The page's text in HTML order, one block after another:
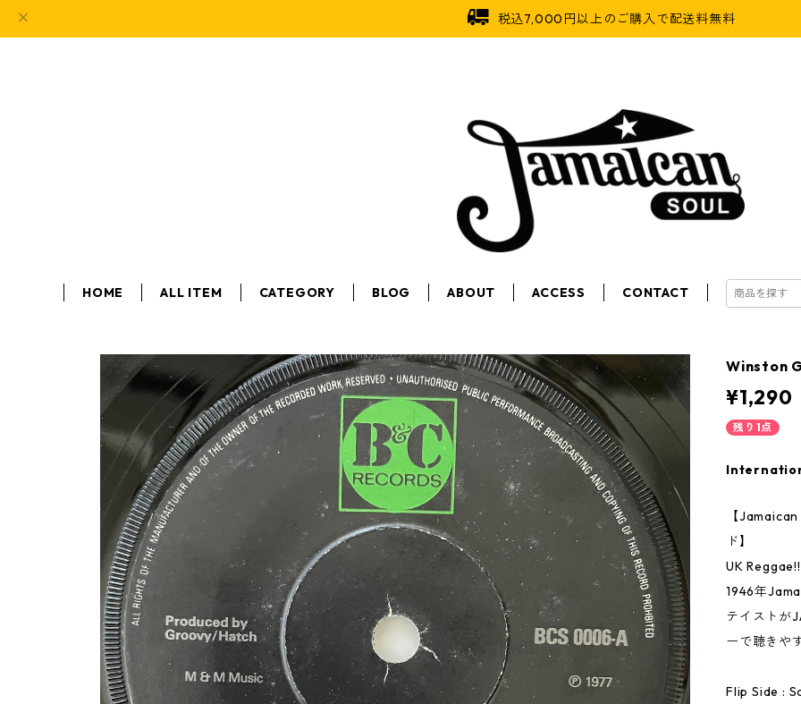
税込7,000円以上のご購入で配送料無料
HOME ALL ITEM CATEGORY BLOG ABOUT ACCESS CONTACT
Winston
¥1,290
残り1点
【
ド】
UK Reggae!!
1946年
テイストが
ーで聴きや
Flip Side :